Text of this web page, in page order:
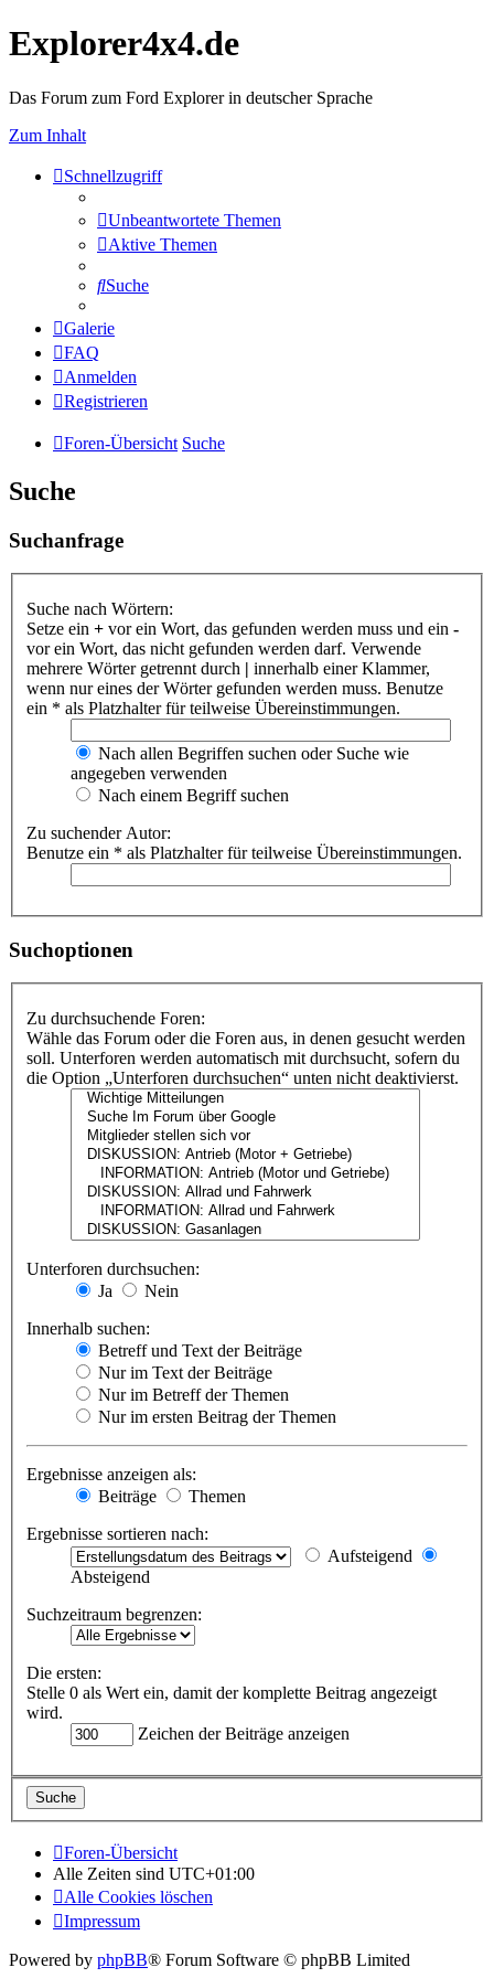
Explorer4x4.de
Das Forum zum Ford Explorer in deutscher Sprache
Zum Inhalt
Schnellzugriff
Unbeantwortete Themen
Aktive Themen
Suche
Galerie
FAQ
Anmelden
Registrieren
Foren-Übersicht Suche
Suche
Suchanfrage
Suche nach Wörtern:
Setze ein + vor ein Wort, das gefunden werden muss und ein -
vor ein Wort, das nicht gefunden werden darf. Verwende
mehrere Wörter getrennt durch | innerhalb einer Klammer,
wenn nur eines der Wörter gefunden werden muss. Benutze
ein * als Platzhalter für teilweise Übereinstimmungen.
Nach allen Begriffen suchen oder Suche wie
angegeben verwenden
Nach einem Begriff suchen
Zu suchender Autor:
Benutze ein * als Platzhalter für teilweise Übereinstimmungen.
Suchoptionen
Zu durchsuchende Foren:
Wähle das Forum oder die Foren aus, in denen gesucht werden
soll. Unterforen werden automatisch mit durchsucht, sofern du
die Option „Unterforen durchsuchen“ unten nicht deaktivierst.
Unterforen durchsuchen:
Ja
Nein
Innerhalb suchen:
Betreff und Text der Beiträge
Nur im Text der Beiträge
Nur im Betreff der Themen
Nur im ersten Beitrag der Themen
Ergebnisse anzeigen als:
Beiträge
Themen
Ergebnisse sortieren nach:
Aufsteigend
Absteigend
Suchzeitraum begrenzen:
Die ersten:
Stelle 0 als Wert ein, damit der komplette Beitrag angezeigt
wird.
Zeichen der Beiträge anzeigen
Foren-Übersicht
Alle Zeiten sind UTC+01:00
Alle Cookies löschen
Impressum
Powered by phpBB® Forum Software © phpBB Limited